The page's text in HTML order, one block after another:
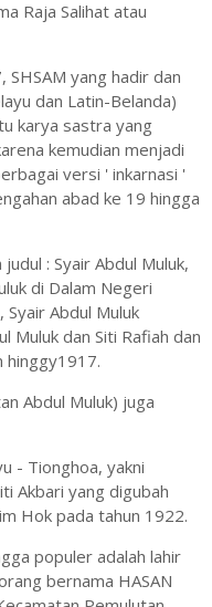
Raja Salihat atau
yang hadir dan
dan Latin-Belanda)
karya sastra yang
kemudian menjadi
versi ' inkarnasi '
abad ke 19 hingga
: Syair Abdul Muluk,
di Dalam Negeri
Syair Abdul Muluk
Muluk dan Siti Rafiah dan
hinggy1917.
Abdul Muluk) juga
- Tionghoa, yakni
Akbari yang digubah
Hok pada tahun 1922.
populer adalah lahir
bernama HASAN